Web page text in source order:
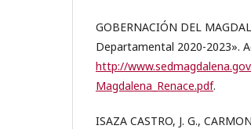
GOBERNACIÓN DEL
Departamental 2020-2023».
http://
Magdalena_Renace.pdf.
ISAZA CASTRO, J. G.,